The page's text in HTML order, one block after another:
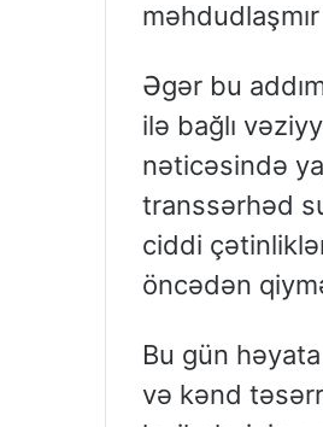
Əgər bu
ilə bağlı
nəticəsində
transsərhəd
ciddi
öncədən
Bu gün
və kənd